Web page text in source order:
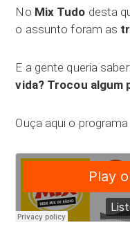
No Mix Tudo desta
o assunto foram as
E a gente queria saber:
vida? Trocou algum
Ouça aqui o